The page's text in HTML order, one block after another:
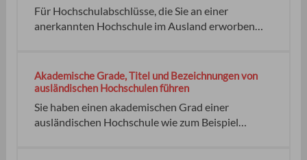
anerkennen lassen.
Für Hochschulabschlüsse, die Sie an einer
anerkannten Hochschule im Ausland erworben
ausländische Abschluss dem deutschen
gleichwertig , erfolgt diese Umwandlung. Keine
Keine Keine Widerspruch
Akademische Grade, Titel und Bezeichnungen von
ausländischen Hochschulen führen
Sie haben einen akademischen Grad einer
ausländischen Hochschule wie zum Beispiel